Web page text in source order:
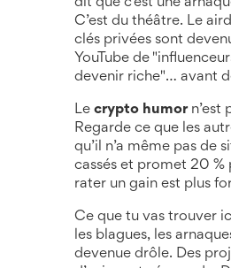
dit que c’est une
C’est du théâtre. Le
clés privées sont
YouTube de
devenir riche"… avant
Le crypto humorn’est
Regarde ce que les
qu’il n’a même pas de
cassés et promet 20 %
rater un gain est plus
Ce que tu vas trouver
les blagues, les
devenue drôle. Des